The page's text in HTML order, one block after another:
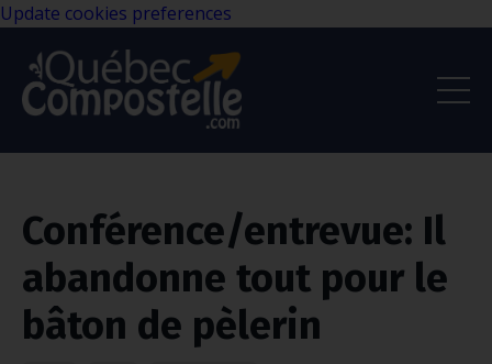
Update cookies preferences
Conférence/entrevue: Il
abandonne tout pour le
bâton de pèlerin